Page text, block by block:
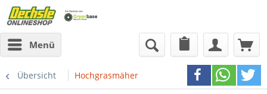
Menü
Übersicht Hochgrasmäher